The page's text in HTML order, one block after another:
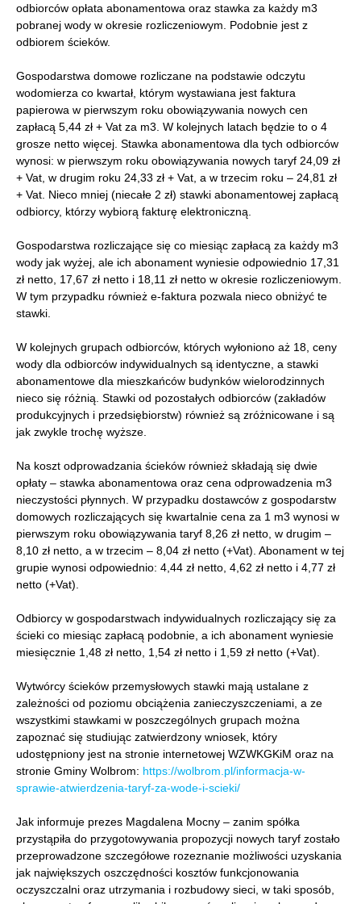
odbiorców opłata abonamentowa oraz stawka za każdy m3
pobranej wody w okresie rozliczeniowym. Podobnie jest z
odbiorem ścieków.
Gospodarstwa domowe rozliczane na podstawie odczytu
wodomierza co kwartał, którym wystawiana jest faktura
papierowa w pierwszym roku obowiązywania nowych cen
zapłacą 5,44 zł + Vat za m3. W kolejnych latach będzie to o 4
grosze netto więcej. Stawka abonamentowa dla tych odbiorców
wynosi: w pierwszym roku obowiązywania nowych taryf 24,09 zł
+ Vat, w drugim roku 24,33 zł + Vat, a w trzecim roku – 24,81 zł
+ Vat. Nieco mniej (niecałe 2 zł) stawki abonamentowej zapłacą
odbiorcy, którzy wybiorą fakturę elektroniczną.
Gospodarstwa rozliczające się co miesiąc zapłacą za każdy m3
wody jak wyżej, ale ich abonament wyniesie odpowiednio 17,31
zł netto, 17,67 zł netto i 18,11 zł netto w okresie rozliczeniowym.
W tym przypadku również e-faktura pozwala nieco obniżyć te
stawki.
W kolejnych grupach odbiorców, których wyłoniono aż 18, ceny
wody dla odbiorców indywidualnych są identyczne, a stawki
abonamentowe dla mieszkańców budynków wielorodzinnych
nieco się różnią. Stawki od pozostałych odbiorców (zakładów
produkcyjnych i przedsiębiorstw) również są zróżnicowane i są
jak zwykle trochę wyższe.
Na koszt odprowadzania ścieków również składają się dwie
opłaty – stawka abonamentowa oraz cena odprowadzenia m3
nieczystości płynnych. W przypadku dostawców z gospodarstw
domowych rozliczających się kwartalnie cena za 1 m3 wynosi w
pierwszym roku obowiązywania taryf 8,26 zł netto, w drugim –
8,10 zł netto, a w trzecim – 8,04 zł netto (+Vat). Abonament w tej
grupie wynosi odpowiednio: 4,44 zł netto, 4,62 zł netto i 4,77 zł
netto (+Vat).
Odbiorcy w gospodarstwach indywidualnych rozliczający się za
ścieki co miesiąc zapłacą podobnie, a ich abonament wyniesie
miesięcznie 1,48 zł netto, 1,54 zł netto i 1,59 zł netto (+Vat).
Wytwórcy ścieków przemysłowych stawki mają ustalane z
zależności od poziomu obciążenia zanieczyszczeniami, a ze
wszystkimi stawkami w poszczególnych grupach można
zapoznać się studiując zatwierdzony wniosek, który
udostępniony jest na stronie internetowej WZWKGKiM oraz na
stronie Gminy Wolbrom: https://wolbrom.pl/informacja-w-
sprawie-atwierdzenia-taryf-za-wode-i-scieki/
Jak informuje prezes Magdalena Mocny – zanim spółka
przystąpiła do przygotowywania propozycji nowych taryf zostało
przeprowadzone szczegółowe rozeznanie możliwości uzyskania
jak największych oszczędności kosztów funkcjonowania
oczyszczalni oraz utrzymania i rozbudowy sieci, w taki sposób,